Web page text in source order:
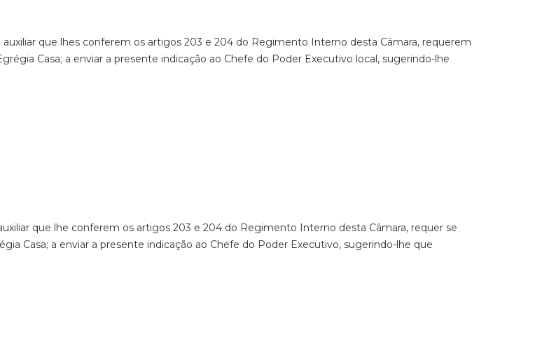
que lhes conferem os artigos 203 e 204 do Regimento Interno desta Câmara, requerem
Casa; a enviar a presente indicação ao Chefe do Poder Executivo local, sugerindo-lhe
que lhe conferem os artigos 203 e 204 do Regimento Interno desta Câmara, requer se
Casa; a enviar a presente indicação ao Chefe do Poder Executivo, sugerindo-lhe que